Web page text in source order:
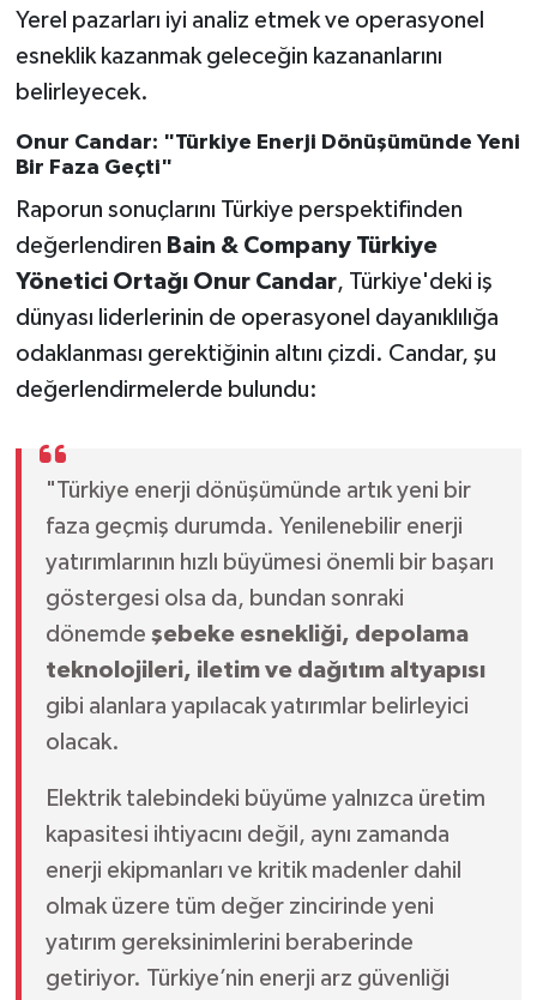
Yerel pazarları iyi analiz etmek ve operasyonel
esneklik kazanmak geleceğin kazananlarını
belirleyecek.
Onur Candar: "Türkiye Enerji Dönüşümünde Yeni
Bir Faza Geçti"
Raporun sonuçlarını Türkiye perspektifinden
değerlendiren Bain & Company Türkiye
Yönetici Ortağı Onur Candar, Türkiye'deki iş
dünyası liderlerinin de operasyonel dayanıklılığa
odaklanması gerektiğinin altını çizdi. Candar, şu
değerlendirmelerde bulundu:
"Türkiye enerji dönüşümünde artık yeni bir
faza geçmiş durumda. Yenilenebilir enerji
yatırımlarının hızlı büyümesi önemli bir başarı
göstergesi olsa da, bundan sonraki
dönemde şebeke esnekliği, depolama
teknolojileri, iletim ve dağıtım altyapısı
gibi alanlara yapılacak yatırımlar belirleyici
olacak.
Elektrik talebindeki büyüme yalnızca üretim
kapasitesi ihtiyacını değil, aynı zamanda
enerji ekipmanları ve kritik madenler dahil
olmak üzere tüm değer zincirinde yeni
yatırım gereksinimlerini beraberinde
getiriyor. Türkiye’nin enerji arz güvenliği